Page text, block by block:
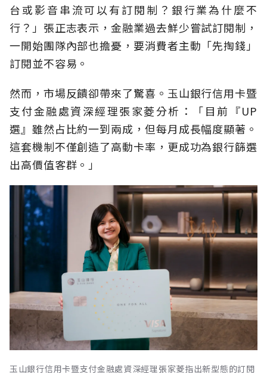
台或影音串流可以有訂閱制？銀行業為什麼不
行？」張正志表示，金融業過去鮮少嘗試訂閱制，
一開始團隊內部也擔憂，要消費者主動「先掏錢」
訂閱並不容易。
然而，市場反饋卻帶來了驚喜。玉山銀行信用卡暨
支付金融處資深經理張家菱分析：「目前『UP
選』雖然占比約一到兩成，但每月成長幅度顯著。
這套機制不僅創造了高動卡率，更成功為銀行篩選
出高價值客群。」
玉山銀行信用卡暨支付金融處資深經理張家菱指出新型態的訂閱